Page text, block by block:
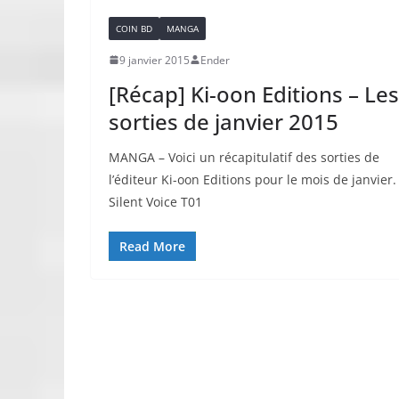
COIN BD MANGA
9 janvier 2015 Ender
[Récap] Ki-oon Editions – Les
sorties de janvier 2015
MANGA – Voici un récapitulatif des sorties de
l’éditeur Ki-oon Editions pour le mois de janvier.
Silent Voice T01
Read More